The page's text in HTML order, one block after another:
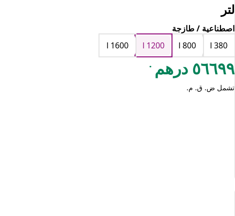
لتر
اصطناعية / طازجة
l 380
l 800
l 1200
l 1600
٥٦٦٩٩ درهم .
تشمل ض. ق. م.